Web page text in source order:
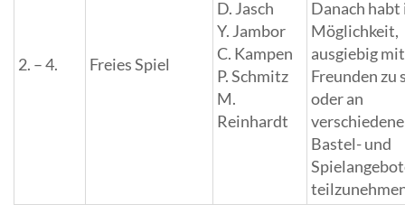
2. – 4. Freies Spiel
D. Jasch
Y. Jambor
C. Kampen
P. Schmitz
M.
Reinhardt
Danach
Möglichkeit,
ausgiebig
Freunden zu
oder an
Bastel- und